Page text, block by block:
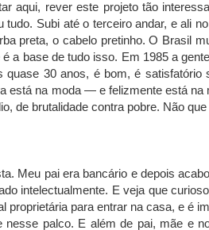
aqui, rever este projeto tão
tudo. Subi até o terceiro andar, e ali
preta, o cabelo pretinho. O Brasil
a base de tudo isso. Em 1985 a
quase 30 anos, é bom, é
está na moda — e felizmente está
de brutalidade contra pobre. Não
Meu pai era bancário e depois
intelectualmente. E veja que
proprietária para entrar na casa, e é
nesse palco. E além de pai, mãe e